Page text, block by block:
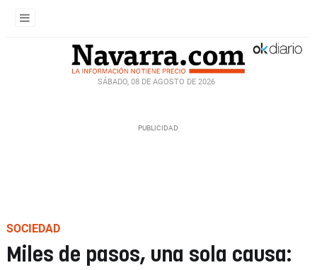
SÁBADO, 08 DE AGOSTO DE 2026
SOCIEDAD
Miles de pasos, una sola causa: